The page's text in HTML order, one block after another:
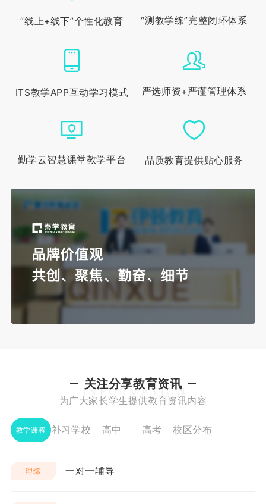
“线上+线下”个性化教育 “测教学练”完整闭环体系
ITS教学APP互动学习模式 严选师资+严谨管理体系
勤学云智慧课堂教学平台 品质教育提供贴心服务
关注分享教育资讯
INFORMATION
为广大家长学生提供教育资讯内容
教学课程 补习学校 高中 高考 校区分布
理综 一对一辅导